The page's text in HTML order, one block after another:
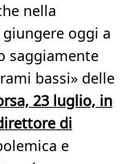
nella
oggi a
saggiamente
bassi» delle
23 luglio, in
di
e